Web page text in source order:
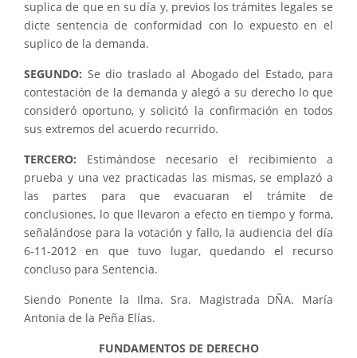
suplica de que en su día y, previos los trámites legales se
dicte sentencia de conformidad con lo expuesto en el
suplico de la demanda.
SEGUNDO: Se dio traslado al Abogado del Estado, para
contestación de la demanda y alegó a su derecho lo que
consideró oportuno, y solicitó la confirmación en todos
sus extremos del acuerdo recurrido.
TERCERO: Estimándose necesario el recibimiento a
prueba y una vez practicadas las mismas, se emplazó a
las partes para que evacuaran el trámite de
conclusiones, lo que llevaron a efecto en tiempo y forma,
señalándose para la votación y fallo, la audiencia del día
6-11-2012 en que tuvo lugar, quedando el recurso
concluso para Sentencia.
Siendo Ponente la Ilma. Sra. Magistrada DÑA. María
Antonia de la Peña Elías.
FUNDAMENTOS DE DERECHO